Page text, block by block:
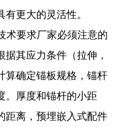
更大的灵活性。
术要求厂家必须注意的
其应力条件（拉伸，
算确定锚板规格，锚杆
。厚度和锚杆的小距
距离，预埋嵌入式配件